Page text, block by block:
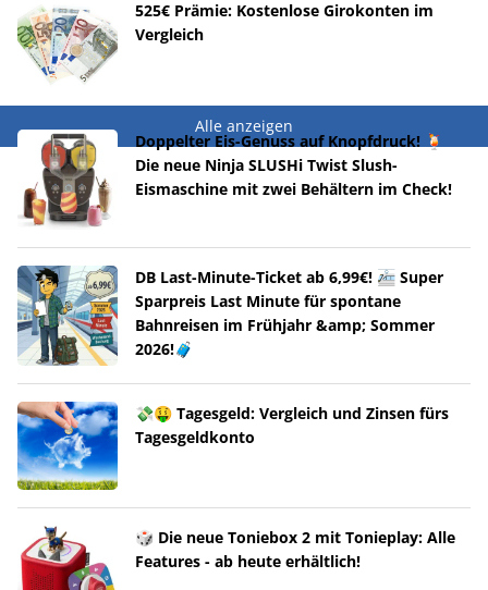
525€ Prämie: Kostenlose Girokonten im
Vergleich
Alle anzeigen
Doppelter Eis-Genuss auf Knopfdruck! 🍹
Die neue Ninja SLUSHi Twist Slush-
Eismaschine mit zwei Behältern im Check!
DB Last-Minute-Ticket ab 6,99€! 🚈 Super
Sparpreis Last Minute für spontane
Bahnreisen im Frühjahr &amp; Sommer
2026!🧳
💸🤑 Tagesgeld: Vergleich und Zinsen fürs
Tagesgeldkonto
🎲 Die neue Toniebox 2 mit Tonieplay: Alle
Features - ab heute erhältlich!